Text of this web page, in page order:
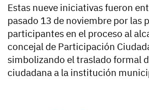
Estas nueve iniciativas fueron
pasado 13 de noviembre por las
participantes en el proceso al
concejal de Participación
simbolizando el traslado formal
ciudadana a la institución